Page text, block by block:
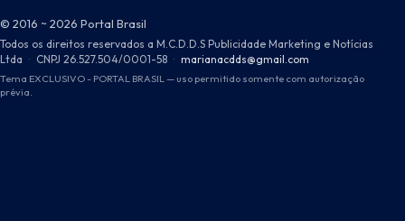
© 2016 ~ 2026 Portal Brasil
Todos os direitos reservados a M.C.D.D.S Publicidade Marketing e Notícias
Ltda · CNPJ 26.527.504/0001-58 · marianacdds@gmail.com
Tema EXCLUSIVO - PORTAL BRASIL — uso permitido somente com autorização
prévia.